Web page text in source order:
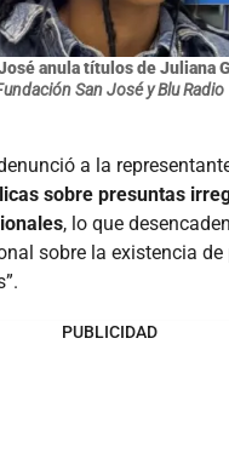
anula títulos de Juliana
San José y Blu Radio
a la
sobre presuntas
, lo que
sobre la existencia de
PUBLICIDAD